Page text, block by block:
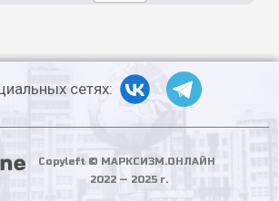
сетях:
Copyleft © МАРКСИЗМ.ОНЛАЙН
2022 — 2025 г.